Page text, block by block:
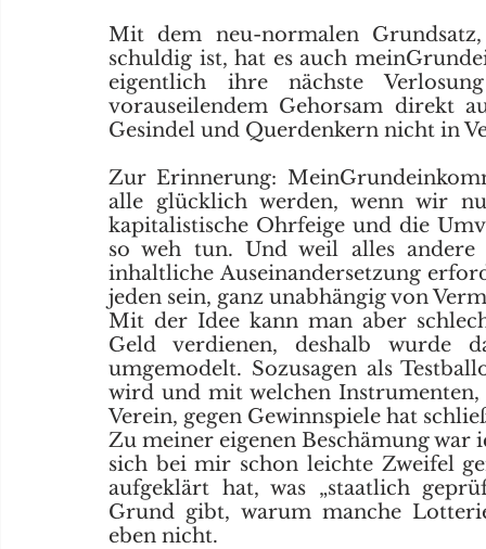
Mit dem neu-normalen
schuldig ist, hat es auch
eigentlich ihre nächste
vorauseilendem Gehorsam direkt
Gesindel und Querdenkern nicht in
Zur Erinnerung:
alle glücklich werden, wenn wir
kapitalistische Ohrfeige und die
so weh tun. Und weil alles
inhaltliche Auseinandersetzung
jeden sein, ganz unabhängig von
Mit der Idee kann man aber
Geld verdienen, deshalb wurde
umgemodelt. Sozusagen als
wird und mit welchen
Verein, gegen Gewinnspiele hat
Zu meiner eigenen Beschämung
sich bei mir schon leichte Zweifel
aufgeklärt hat, was „staatlich
Grund gibt, warum manche
eben nicht.